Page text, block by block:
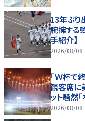
13年ぶり
腕擁する
手紹介】
2026/08/08
「Ｗ杯で
観客席に
ット騒然
級に可愛
2026/08/08